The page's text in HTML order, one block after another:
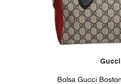
Gucci
Bolsa Gucci